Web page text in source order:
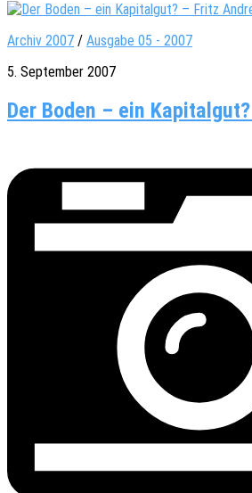
Archiv 2007 / Ausgabe 05 - 2007
5. September 2007
Der Boden – ein